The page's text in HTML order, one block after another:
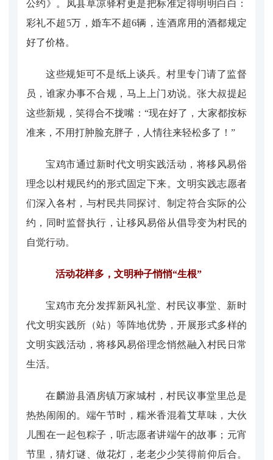
公约》。凤县草凉驿村更是把标准定得明明白白：
彩礼不超5万，婚车不超6辆，连酒席用的酒都规定
好了价格。
这些规矩可不是纸上谈兵。村里专门请了监督
员，谁家办事不合规，马上上门劝说。张大叔提起
这些新规，笑得合不拢嘴：“现在好了，大家都按标
准来，不用打肿脸充胖子，人情往来轻松多了！”
宝鸡市通过新时代文明实践活动，将移风易俗
理念以村规民约的形式固定下来。文明实践志愿者
们深入各村，与村民共同探讨、制定符合实际的公
约，同时监督执行，让移风易俗从倡导变为村民的
自觉行动。
活动花样多，文明种子悄悄“生根”
宝鸡市充分发挥新风礼堂、村民议事堂、新时
代文明实践所（站）等阵地优势，开展形式多样的
文明实践活动，将移风易俗理念悄然融入村民日常
生活。
在麟游县酒房镇万家城村，村民议事堂里总是
热热闹闹的。端午节时，糯米香混着艾草味，大伙
儿围在一起包粽子，听志愿者讲端午的故事；元宵
节里，猜灯谜、做花灯，老老少少笑得前仰后合。